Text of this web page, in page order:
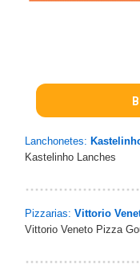
Lanchonetes:
Kastelinho Lanches
Pizzarias: Vittorio
Vittorio Veneto Pizza